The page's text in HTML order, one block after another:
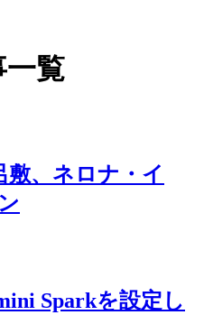
一覧
敷、ネロナ・イ
Sparkを設定し